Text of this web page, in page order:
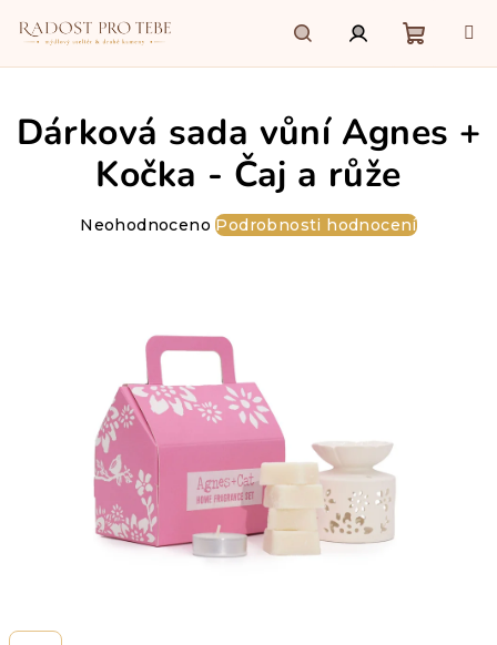
HledatPřihlášení
košík
Dárková sada vůní Agnes +
Kočka - Čaj a růže
Průměrné
hvězdiček.
Neohodnoceno Podrobnosti hodnocení